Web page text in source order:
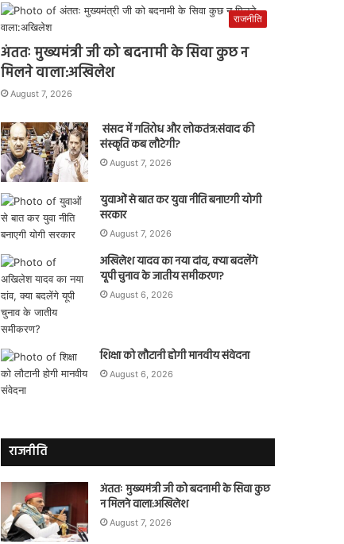
राजनीति
अंततः मुख्यमंत्री जी को बदनामी के सिवा कुछ न
मिलने वाला:अखिलेश
August 7, 2026
संसद में गतिरोध और लोकतंत्र:संवाद की
संस्कृति कब लौटेगी?
August 7, 2026
युवाओं से बात कर युवा नीति बनाएगी योगी
सरकार
August 7, 2026
अखिलेश यादव का नया दांव, क्या बदलेंगे
यूपी चुनाव के जातीय समीकरण?
August 6, 2026
शिक्षा को लौटानी होगी मानवीय संवेदना
August 6, 2026
राजनीति
अंततः मुख्यमंत्री जी को बदनामी के सिवा कुछ
न मिलने वाला:अखिलेश
August 7, 2026